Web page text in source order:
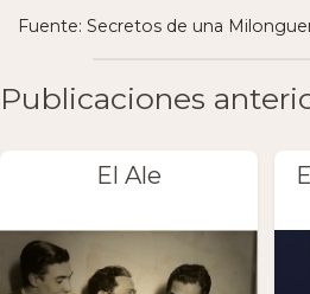
Fuente: Secretos de una
Publicaciones
El Ale